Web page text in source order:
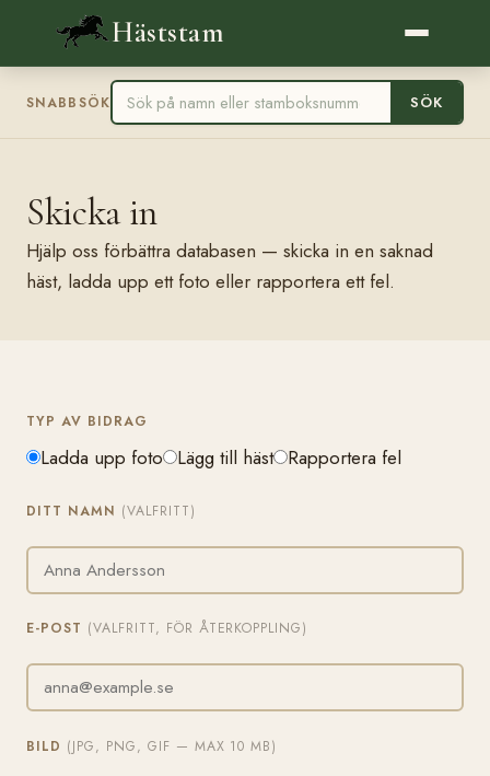
Häststam
SNABBSÖK SÖK
Skicka in
Hjälp oss förbättra databasen — skicka in en saknad
häst, ladda upp ett foto eller rapportera ett fel.
TYP AV BIDRAG
Ladda upp foto Lägg till häst Rapportera fel
DITT NAMN (VALFRITT)
E-POST (VALFRITT, FÖR ÅTERKOPPLING)
BILD (JPG, PNG, GIF — MAX 10 MB)